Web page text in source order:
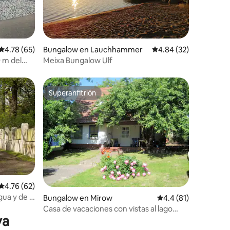
promedio: 4.78 de 5; 65 evaluaciones
4.78 (65)
m del
Bungalow en Lauchhammer Calificación
4.84 (32)
Meixa Bungalow Ulf
promedio: 4.76 de 5; 62 evaluaciones
4.76 (62)
y de la
Superanfitrión
Superanfitrión
Bungalow en Mirow Calificación
4.4 (81)
Casa de vacaciones con vistas al lago